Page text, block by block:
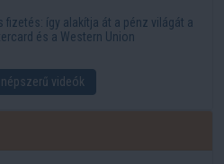
fizetés: így alakítja át a pénz világát a
és a Western Union
videók